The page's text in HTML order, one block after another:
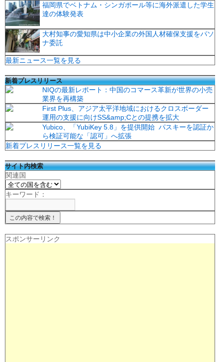
福岡県でベトナム・シンガポール等に海外派遣した学生
達の体験発表
大村知事の愛知県は中小企業の外国人材確保支援をパソ
ナ委託
最新ニュース一覧を見る
新着プレスリリース
NIQの最新レポート：中国のコマース革新が世界の小売
業界を再構築
First Plus、アジア太平洋地域におけるクロスボーダー
運用の支援に向けSS&amp;Cとの提携を拡大
Yubico、「YubiKey 5.8」を提供開始 パスキーを認証か
ら検証可能な「認可」へ拡張
新着プレスリリース一覧を見る
サイト内検索
関連国
キーワード：
スポンサーリンク